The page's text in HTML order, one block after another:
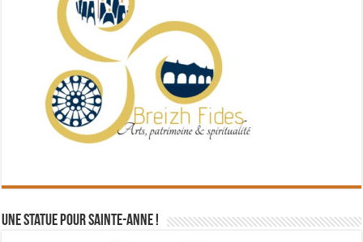
Une statue pour Sainte-Anne !